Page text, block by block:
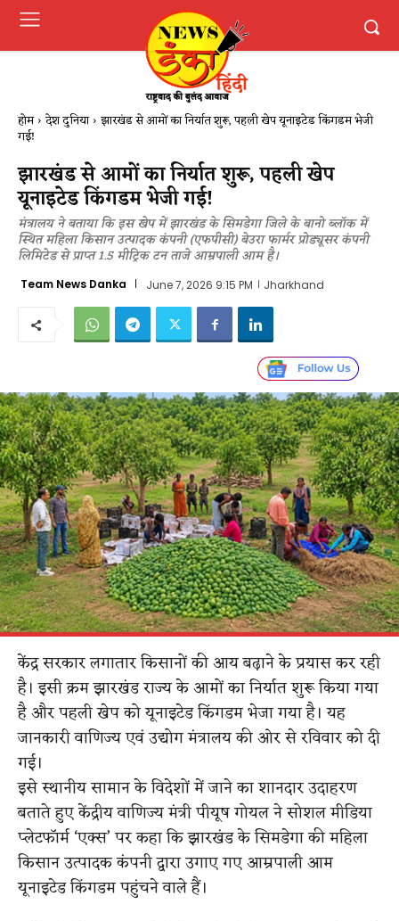
होम देश दुनिया झारखंड से आमों का निर्यात शुरू, पहली खेप यूनाइटेड किंगडम भेजी
गई​!
झारखंड से आमों का निर्यात शुरू, पहली खेप
यूनाइटेड किंगडम भेजी गई​!
मंत्रालय ने बताया कि इस खेप में झारखंड के सिमडेगा जिले के बानो ब्लॉक में
स्थित महिला किसान उत्पादक कंपनी (एफपीसी) बेउरा फार्मर प्रोड्यूसर कंपनी
लिमिटेड से प्राप्त 1.5 मीट्रिक टन ताजे आम्रपाली आम है।
Team News Danka June 7, 2026 9:15 PM Jharkhand
केंद्र सरकार लगातार किसानों की आय बढ़ाने के प्रयास कर रही
है। इसी क्रम झारखंड राज्य के आमों का निर्यात शुरू किया गया
है और पहली खेप को यूनाइटेड किंगडम भेजा गया है। यह
जानकारी वाणिज्‍य एवं उद्योग मंत्रालय की ओर से रविवार को दी
गई।
इसे स्थानीय सामान के विदेशों में जाने का शानदार उदाहरण
बताते हुए केंद्रीय वाणिज्य मंत्री पीयूष गोयल ने सोशल मीडिया
प्लेटफॉर्म ‘एक्स’ पर कहा कि झारखंड के सिमडेगा की महिला
किसान उत्पादक कंपनी द्वारा उगाए गए आम्रपाली आम
यूनाइटेड किंगडम पहुंचने वाले हैं।